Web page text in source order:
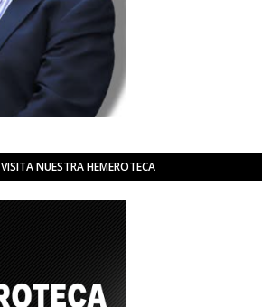
VISITA NUESTRA HEMEROTECA